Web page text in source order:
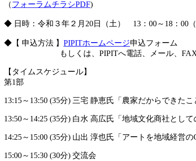
（フォーラムチラシPDF)
◆ 日時：令和３年２月20日（土） 13：00～18：00
◆【 申込方法 】 PIPITホームページ申込フォーム
もしくは、PIPITへ電話、メール、FAXで
【タイムスケジュール】
第1部
13:15～13:50 (35分) 三宅 静恵氏「農家だからできたこ
13:50～14:25 (35分) 白水 高広氏「地域文化商社として
14:25～15:00 (35分) 山出 淳也氏「アートを地域経営
15:00～15:30 (30分) 交流会